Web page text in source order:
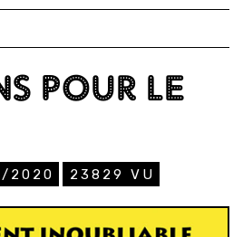
POUR LE
2020 23829 VU